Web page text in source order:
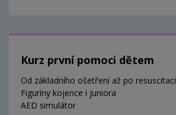
Kurz první pomoci dětem
Od základního ošetření až po resuscitaci
Figuríny kojence i juniora
AED simulátor